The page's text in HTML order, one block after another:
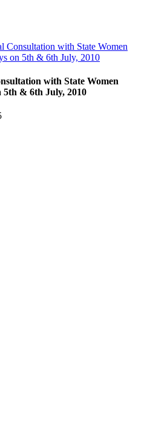
Consultation with State Women
on 5th & 6th July, 2010
with State Women
5th & 6th July, 2010